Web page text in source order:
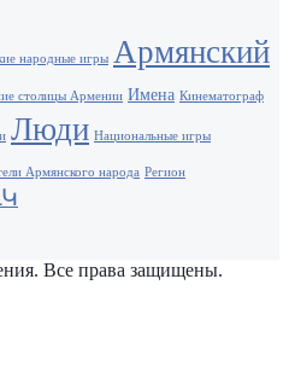
народные игры Армянский
столицы Армении Имена Кинематограф
Люди Национальные игры
Армянского народа Регион
Все права защищены.